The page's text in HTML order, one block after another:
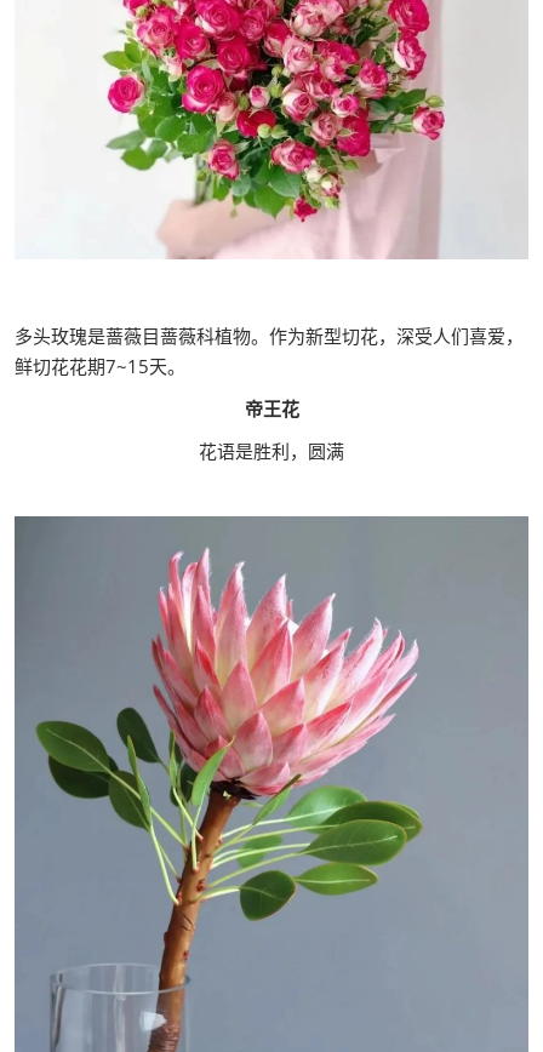
多头玫瑰是蔷薇目蔷薇科植物。作为新型切花，深受人们喜爱，
鲜切花花期7~15天。
帝王花
花语是胜利，圆满